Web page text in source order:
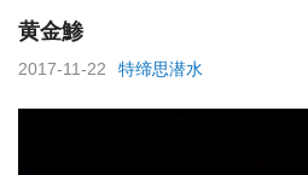
黄金鯵
2017-11-22 特缔思潜水